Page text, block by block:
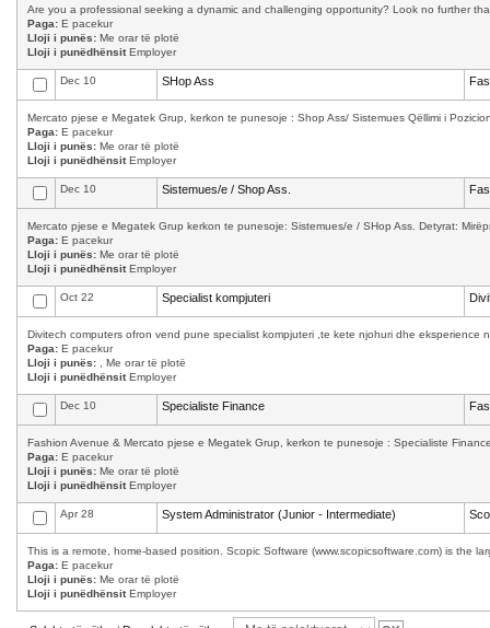
Are you a professional seeking a dynamic and challenging opportunity? Look no further
Paga: E pacekur
Lloji i punës: Me orar të plotë
Lloji i punëdhënsitEmployer
Dec 10 SHop Ass
Mercato pjese e Megatek Grup, kerkon te punesoje : Shop Ass/ Sistemues Qëllimi i
Paga: E pacekur
Lloji i punës: Me orar të plotë
Lloji i punëdhënsitEmployer
Dec 10 Sistemues/e / Shop Ass.
Mercato pjese e Megatek Grup kerkon te punesoje: Sistemues/e / SHop Ass. Detyrat:
Paga: E pacekur
Lloji i punës: Me orar të plotë
Lloji i punëdhënsitEmployer
Oct 22 Specialist kompjuteri
Divitech computers ofron vend pune specialist kompjuteri ,te kete njohuri dhe eksperience
Paga: E pacekur
Lloji i punës: , Me orar të plotë
Lloji i punëdhënsitEmployer
Dec 10 Specialiste Finance
Fashion Avenue & Mercato pjese e Megatek Grup, kerkon te punesoje : Specialiste
Paga: E pacekur
Lloji i punës: Me orar të plotë
Lloji i punëdhënsitEmployer
Apr 28 System Administrator (Junior - Intermediate)
This is a remote, home-based position. Scopic Software (www.scopicsoftware.com) is the
Paga: E pacekur
Lloji i punës: Me orar të plotë
Lloji i punëdhënsitEmployer